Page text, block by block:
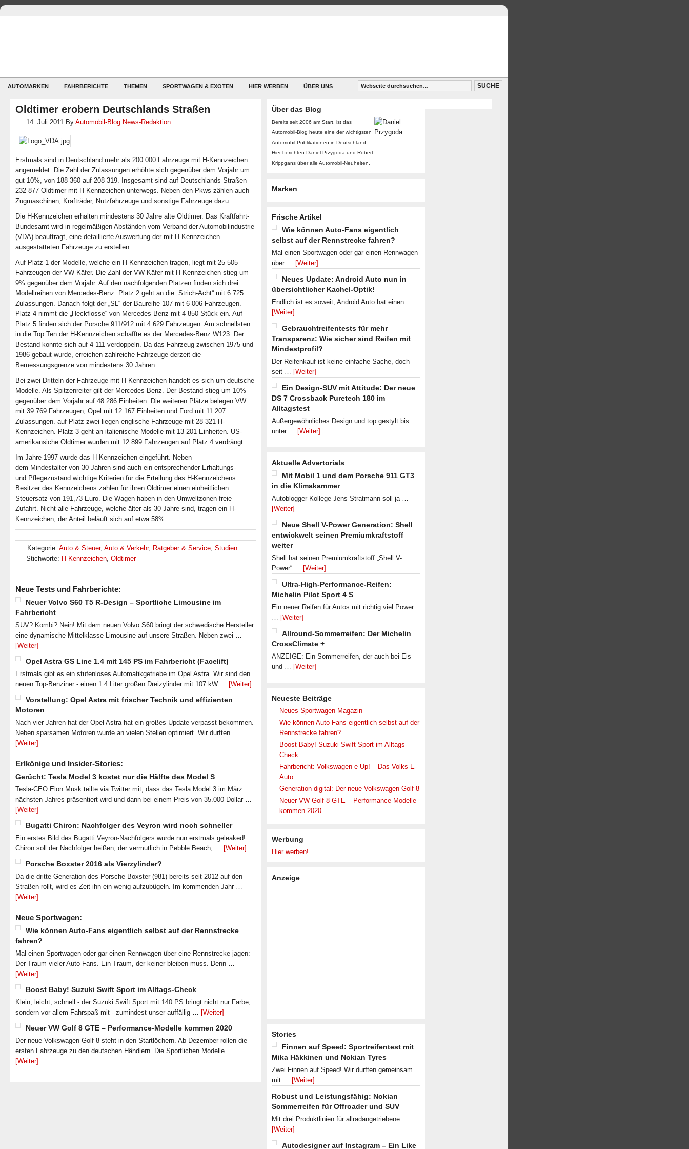
AUTOMARKEN FAHRBERICHTE THEMEN SPORTWAGEN & EXOTEN HIER WERBEN ÜBER UNS
Oldtimer erobern Deutschlands Straßen
14. Juli 2011 By Automobil-Blog News-Redaktion
Erstmals sind in Deutschland mehr als 200 000 Fahrzeuge mit H-Kennzeichen
angemeldet. Die Zahl der Zulassungen erhöhte sich gegenüber dem Vorjahr um
gut 10%, von 188 360 auf 208 319. Insgesamt sind auf Deutschlands Straßen
232 877 Oldtimer mit H-Kennzeichen unterwegs. Neben den Pkws zählen auch
Zugmaschinen, Krafträder, Nutzfahrzeuge und sonstige Fahrzeuge dazu.
Die H-Kennzeichen erhalten mindestens 30 Jahre alte Oldtimer. Das Kraftfahrt-
Bundesamt wird in regelmäßigen Abständen vom Verband der Automobilindustrie
(VDA) beauftragt, eine detaillierte Auswertung der mit H-Kennzeichen
ausgestatteten Fahrzeuge zu erstellen.
Auf Platz 1 der Modelle, welche ein H-Kennzeichen tragen, liegt mit 25 505
Fahrzeugen der VW-Käfer. Die Zahl der VW-Käfer mit H-Kennzeichen stieg um
9% gegenüber dem Vorjahr. Auf den nachfolgenden Plätzen finden sich drei
Modellreihen von Mercedes-Benz. Platz 2 geht an die „Strich-Acht“ mit 6 725
Zulassungen. Danach folgt der „SL“ der Baureihe 107 mit 6 006 Fahrzeugen.
Platz 4 nimmt die „Heckflosse“ von Mercedes-Benz mit 4 850 Stück ein. Auf
Platz 5 finden sich der Porsche 911/912 mit 4 629 Fahrzeugen. Am schnellsten
in die Top Ten der H-Kennzeichen schaffte es der Mercedes-Benz W123. Der
Bestand konnte sich auf 4 111 verdoppeln. Da das Fahrzeug zwischen 1975 und
1986 gebaut wurde, erreichen zahlreiche Fahrzeuge derzeit die
Bemessungsgrenze von mindestens 30 Jahren.
Bei zwei Dritteln der Fahrzeuge mit H-Kennzeichen handelt es sich um deutsche
Modelle. Als Spitzenreiter gilt der Mercedes-Benz. Der Bestand stieg um 10%
gegenüber dem Vorjahr auf 48 286 Einheiten. Die weiteren Plätze belegen VW
mit 39 769 Fahrzeugen, Opel mit 12 167 Einheiten und Ford mit 11 207
Zulassungen. auf Platz zwei liegen englische Fahrzeuge mit 28 321 H-
Kennzeichen. Platz 3 geht an italienische Modelle mit 13 201 Einheiten. US-
amerikansiche Oldtimer wurden mit 12 899 Fahrzeugen auf Platz 4 verdrängt.
Im Jahre 1997 wurde das H-Kennzeichen eingeführt. Neben
dem Mindestalter von 30 Jahren sind auch ein entsprechender Erhaltungs-
und Pflegezustand wichtige Kriterien für die Erteilung des H-Kennzeichens.
Besitzer des Kennzeichens zahlen für ihren Oldtimer einen einheitlichen
Steuersatz von 191,73 Euro. Die Wagen haben in den Umweltzonen freie
Zufahrt. Nicht alle Fahrzeuge, welche älter als 30 Jahre sind, tragen ein H-
Kennzeichen, der Anteil beläuft sich auf etwa 58%.
Kategorie: Auto & Steuer, Auto & Verkehr, Ratgeber & Service, Studien
Stichworte: H-Kennzeichen, Oldtimer
Neue Tests und Fahrberichte:
Neuer Volvo S60 T5 R-Design – Sportliche Limousine im
Fahrbericht
SUV? Kombi? Nein! Mit dem neuen Volvo S60 bringt der schwedische Hersteller
eine dynamische Mittelklasse-Limousine auf unsere Straßen. Neben zwei …
[Weiter]
Opel Astra GS Line 1.4 mit 145 PS im Fahrbericht (Facelift)
Erstmals gibt es ein stufenloses Automatikgetriebe im Opel Astra. Wir sind den
neuen Top-Benziner - einen 1.4 Liter großen Dreizylinder mit 107 kW … [Weiter]
Vorstellung: Opel Astra mit frischer Technik und effizienten
Motoren
Nach vier Jahren hat der Opel Astra hat ein großes Update verpasst bekommen.
Neben sparsamen Motoren wurde an vielen Stellen optimiert. Wir durften …
[Weiter]
Erlkönige und Insider-Stories:
Gerücht: Tesla Model 3 kostet nur die Hälfte des Model S
Tesla-CEO Elon Musk teilte via Twitter mit, dass das Tesla Model 3 im März
nächsten Jahres präsentiert wird und dann bei einem Preis von 35.000 Dollar …
[Weiter]
Bugatti Chiron: Nachfolger des Veyron wird noch schneller
Ein erstes Bild des Bugatti Veyron-Nachfolgers wurde nun erstmals geleaked!
Chiron soll der Nachfolger heißen, der vermutlich in Pebble Beach, … [Weiter]
Porsche Boxster 2016 als Vierzylinder?
Da die dritte Generation des Porsche Boxster (981) bereits seit 2012 auf den
Straßen rollt, wird es Zeit ihn ein wenig aufzubügeln. Im kommenden Jahr …
[Weiter]
Neue Sportwagen:
Wie können Auto-Fans eigentlich selbst auf der Rennstrecke
fahren?
Mal einen Sportwagen oder gar einen Rennwagen über eine Rennstrecke jagen:
Der Traum vieler Auto-Fans. Ein Traum, der keiner bleiben muss. Denn …
[Weiter]
Boost Baby! Suzuki Swift Sport im Alltags-Check
Klein, leicht, schnell - der Suzuki Swift Sport mit 140 PS bringt nicht nur Farbe,
sondern vor allem Fahrspaß mit - zumindest unser auffällig … [Weiter]
Neuer VW Golf 8 GTE – Performance-Modelle kommen 2020
Der neue Volkswagen Golf 8 steht in den Startlöchern. Ab Dezember rollen die
ersten Fahrzeuge zu den deutschen Händlern. Die Sportlichen Modelle …
[Weiter]
Über das Blog
Bereits seit 2006 am Start, ist das
Automobil-Blog heute eine der wichtigsten
Automobil-Publikationen in Deutschland.
Hier berichten Daniel Przygoda und Robert
Krippgans über alle Automobil-Neuheiten.
Marken
Frische Artikel
Wie können Auto-Fans eigentlich
selbst auf der Rennstrecke fahren?
Mal einen Sportwagen oder gar einen Rennwagen
über … [Weiter]
Neues Update: Android Auto nun in
übersichtlicher Kachel-Optik!
Endlich ist es soweit, Android Auto hat einen …
[Weiter]
Gebrauchtreifentests für mehr
Transparenz: Wie sicher sind Reifen mit
Mindestprofil?
Der Reifenkauf ist keine einfache Sache, doch
seit … [Weiter]
Ein Design-SUV mit Attitude: Der neue
DS 7 Crossback Puretech 180 im
Alltagstest
Außergewöhnliches Design und top gestylt bis
unter … [Weiter]
Aktuelle Advertorials
Mit Mobil 1 und dem Porsche 911 GT3
in die Klimakammer
Autoblogger-Kollege Jens Stratmann soll ja …
[Weiter]
Neue Shell V-Power Generation: Shell
entwickwelt seinen Premiumkraftstoff
weiter
Shell hat seinen Premiumkraftstoff „Shell V-
Power“ … [Weiter]
Ultra-High-Performance-Reifen:
Michelin Pilot Sport 4 S
Ein neuer Reifen für Autos mit richtig viel Power.
… [Weiter]
Allround-Sommerreifen: Der Michelin
CrossClimate +
ANZEIGE: Ein Sommerreifen, der auch bei Eis
und … [Weiter]
Neueste Beiträge
Neues Sportwagen-Magazin
Wie können Auto-Fans eigentlich selbst auf der
Rennstrecke fahren?
Boost Baby! Suzuki Swift Sport im Alltags-
Check
Fahrbericht: Volkswagen e-Up! – Das Volks-E-
Auto
Generation digital: Der neue Volkswagen Golf 8
Neuer VW Golf 8 GTE – Performance-Modelle
kommen 2020
Werbung
Hier werben!
Anzeige
Stories
Finnen auf Speed: Sportreifentest mit
Mika Häkkinen und Nokian Tyres
Zwei Finnen auf Speed! Wir durften gemeinsam
mit … [Weiter]
Robust und Leistungsfähig: Nokian
Sommerreifen für Offroader und SUV
Mit drei Produktlinien für allradangetriebene …
[Weiter]
Autodesigner auf Instagram – Ein Like